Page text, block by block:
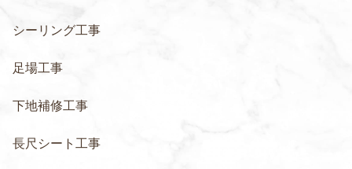
シーリング工事
足場工事
下地補修工事
長尺シート工事